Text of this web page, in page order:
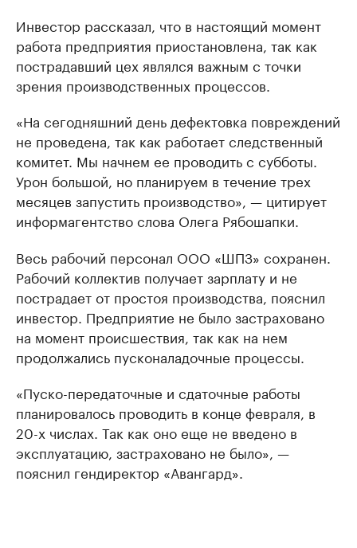
Инвестор рассказал, что в настоящий момент
работа предприятия приостановлена, так как
пострадавший цех являлся важным с точки
зрения производственных процессов.
«На сегодняшний день дефектовка повреждений
не проведена, так как работает следственный
комитет. Мы начнем ее проводить с субботы.
Урон большой, но планируем в течение трех
месяцев запустить производство», — цитирует
информагентство слова Олега Рябошапки.
Весь рабочий персонал ООО «ШПЗ» сохранен.
Рабочий коллектив получает зарплату и не
пострадает от простоя производства, пояснил
инвестор. Предприятие не было застраховано
на момент происшествия, так как на нем
продолжались пусконаладочные процессы.
«Пуско-передаточные и сдаточные работы
планировалось проводить в конце февраля, в
20-х числах. Так как оно еще не введено в
эксплуатацию, застраховано не было», —
пояснил гендиректор «Авангард».